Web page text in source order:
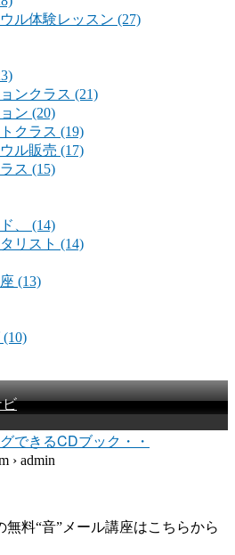
ル体験レッスン (27)
ンクラス (21)
ン (20)
クラス (19)
ル販売 (17)
ス (15)
、 (14)
リスト (14)
(13)
(10)
ビ
できるCDブック・・
› admin
無料“音”メール講座はこちらから